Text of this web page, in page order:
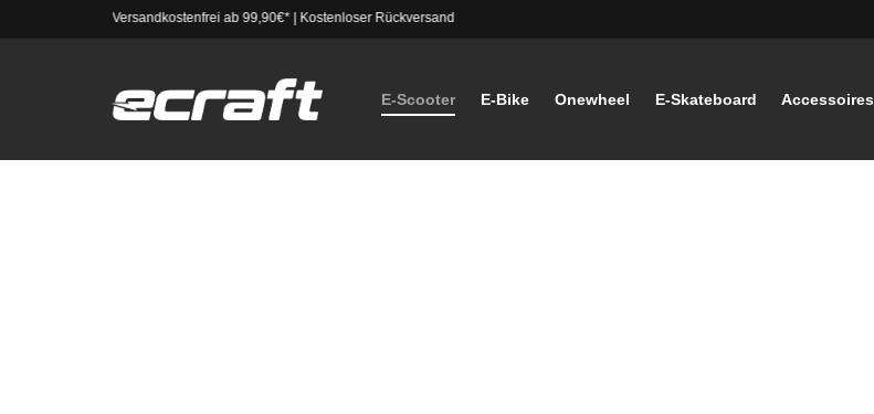
Versandkostenfrei ab 99,90€*| Kostenloser Rückversand
E-Scooter E-Bike Onewheel E-Skateboard Accessoires